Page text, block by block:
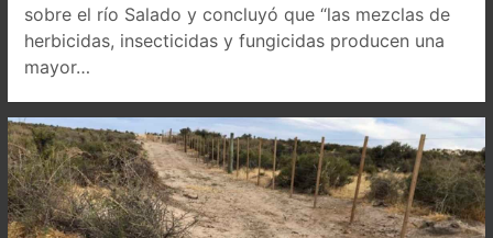
sobre el río Salado y concluyó que “las mezclas de
herbicidas, insecticidas y fungicidas producen una
mayor…